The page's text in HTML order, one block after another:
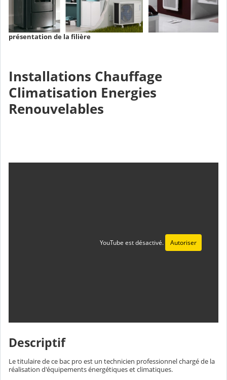
présentation de la filière
Installations Chauffage
Climatisation Energies
Renouvelables
YouTube est désactivé. Autoriser
Descriptif
Le titulaire de ce bac pro est un technicien professionnel chargé de la
réalisation d'équipements énergétiques et climatiques.